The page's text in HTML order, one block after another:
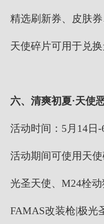
精选刷新券、皮肤券
天使碎片可用于兑换
六、清爽初夏·天使
活动时间：5月14日-
活动期间可使用天
光圣天使、M24栓动
FAMAS改装枪|极光